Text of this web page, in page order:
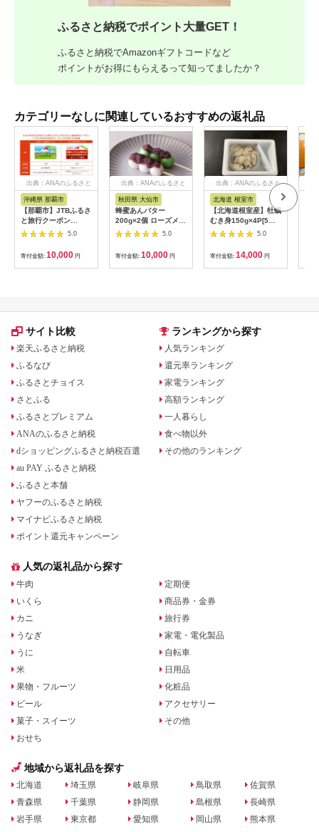
ふるさと納税でポイント大量GET！
ふるさと納税でAmazonギフトコードなど
ポイントがお得にもらえるって知ってましたか？
カテゴリーなしに関連しているおすすめの返礼品
出典：ANAのふるさと
沖縄県 那覇市
【那覇市】JTBふるさ
と旅行クーポン
（3,000円分）有効期
間3年（Eメール発
行）｜旅行 トラベル
予約 国内旅行 JTB 宿
泊 観光 体験 旅行券
人気 おすすめ 旅行ク
ン ネット予約 電話 有
5.0
寄付金額: 10,000 円
出典：ANAのふるさと
秋田県 大仙市
蜂蜜あんバター
200g×2個 ローズメイ
[あんバター はちみ
つ 発酵バター あん
こ 水あめ不使用 秋
田県 大仙市]
5.0
寄付金額: 10,000 円
出典：ANAのふるさと
納税
北海道 根室市
【北海道根室産】牡蠣
むき身150g×4P[5月
下旬以降発送] A-
5.0
寄付金額: 14,000 円
サイト比較
楽天ふるさと納税
ふるなび
ふるさとチョイス
さとふる
ふるさとプレミアム
ANAのふるさと納税
dショッピングふるさと納税百選
au PAY ふるさと納税
ふるさと本舗
ヤフーのふるさと納税
マイナビふるさと納税
ポイント還元キャンペーン
ランキングから探す
人気ランキング
還元率ランキング
家電ランキング
高額ランキング
一人暮らし
食べ物以外
その他のランキング
人気の返礼品から探す
牛肉
いくら
カニ
うなぎ
うに
米
果物・フルーツ
ビール
菓子・スイーツ
おせち
定期便
商品券・金券
旅行券
家電・電化製品
自転車
日用品
化粧品
アクセサリー
その他
地域から返礼品を探す
北海道
青森県
岩手県
埼玉県
千葉県
東京都
岐阜県
静岡県
愛知県
鳥取県
島根県
岡山県
佐賀県
長崎県
熊本県